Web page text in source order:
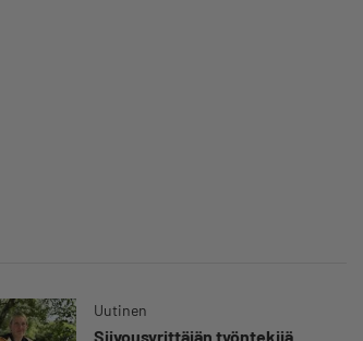
Uutinen
Siivousyrittäjän työntekijä